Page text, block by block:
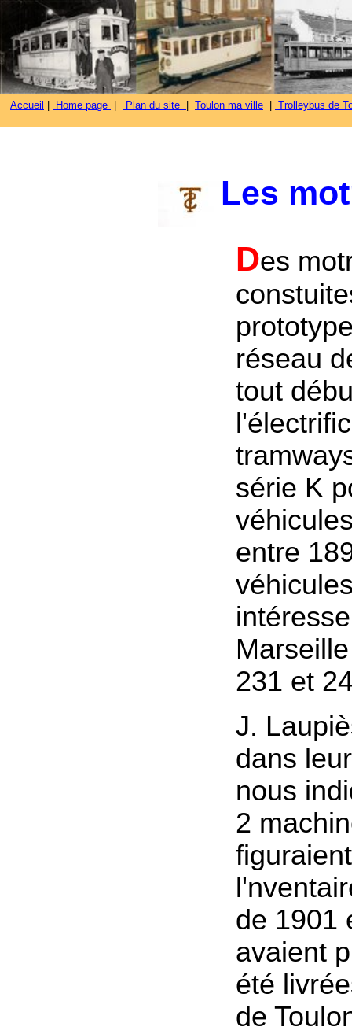
Accueil Home page Plan du site Toulon ma ville Trolleybus de
Les
Des
réseau
tout
série K
entre
231 et
J.
dans
nous
2
de 1901
avaient
été
de